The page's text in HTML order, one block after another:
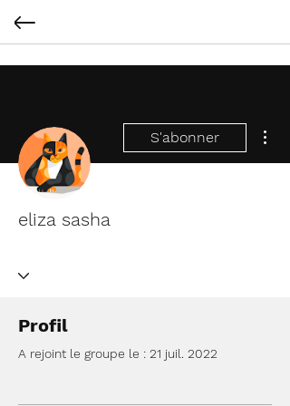
S'abonner
eliza sasha
Profil
A rejoint le groupe le : 21 juil. 2022